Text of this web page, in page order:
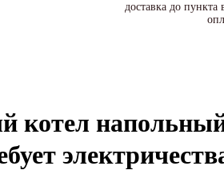
доставка до
котел